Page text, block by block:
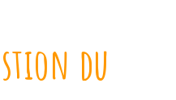
du